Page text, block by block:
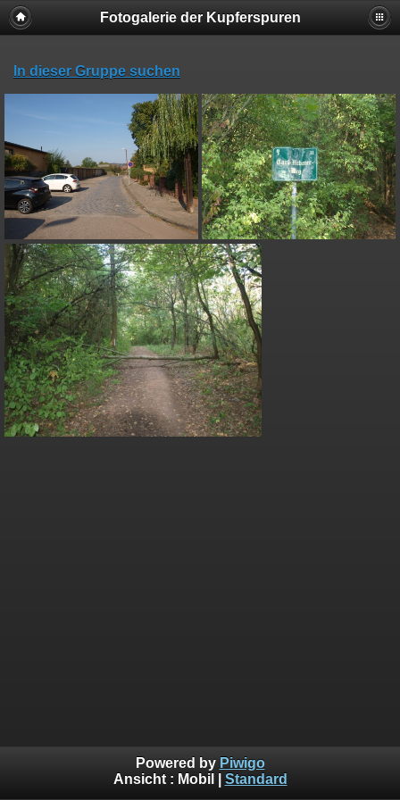
Fotogalerie der Kupferspuren
In dieser Gruppe suchen
Powered by Piwigo
Ansicht : Mobil Standard